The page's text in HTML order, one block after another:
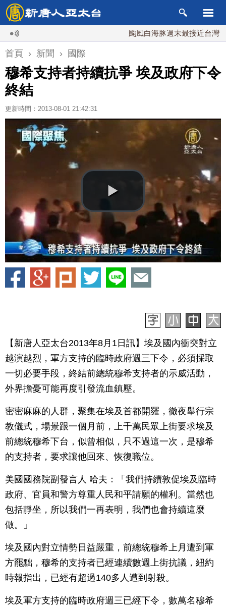
颱風白海豚週末最接近台灣 最快9
首頁 › 新聞 › 國際
穆希支持者持續抗爭 埃及政府下令
終結
更新時間：2013-08-01 21:42:31
【新唐人亞太台2013年8月1日訊】埃及國內衝突對立
越演越烈，軍方支持的臨時政府週三下令，必須採取
一切必要手段，終結前總統穆希支持者的示威活動，
外界擔憂可能再度引發流血鎮壓。
密密麻麻的人群，聚集在埃及首都開羅，徹夜舉行宗
教儀式，場景跟一個月前，上千萬民眾上街要求埃及
前總統穆希下台，似曾相似，只不過這一次，是穆希
的支持者，要求讓他回來、恢復職位。
美國國務院副發言人 哈夫：「我們持續敦促埃及臨時
政府、官員和警方尊重人民和平請願的權利。當然也
包括靜坐，所以我們一再表明，我們也會持續這麼
做。」
埃及國內對立情勢日益嚴重，前總統穆希上月遭到軍
方罷黜，穆希的支持者已經連續數週上街抗議，紐約
時報指出，已經有超過140多人遭到射殺。
埃及軍方支持的臨時政府週三已經下令，數萬名穆希